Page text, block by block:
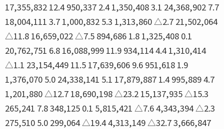
17,355,832 12.4 950,337 2.4 1,350,408 3.1 24,368,902 7.7
18,004,111 3.7 1,000,832 5.3 1,313,860 △2.7 21,502,064
△11.8 16,659,022 △7.5 894,686 1.8 1,325,408 0.1
20,762,751 6.8 16,088,999 11.9 934,114 4.4 1,310,414
△1.1 23,154,449 11.5 17,639,606 9.6 951,618 1.9
1,376,070 5.0 24,338,141 5.1 17,879,887 1.4 995,889 4.7
1,201,880 △12.7 18,690,198 △23.2 15,137,935 △15.3
265,241 7.8 348,125 0.1 5,815,421 △7.6 4,343,394 △2.3
275,510 5.0 299,064 △19.4 4,313,149 △32.7 3,666,847